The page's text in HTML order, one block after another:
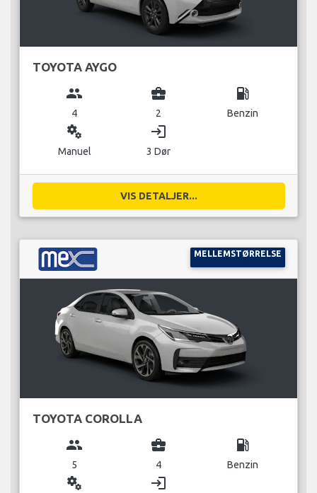
TOYOTA AYGO
group
4
business_center
2
local_gas_station
Benzin
miscellaneous_services
Manuel
login
3 Dør
VIS DETALJER...
MELLEMSTØRRELSE
TOYOTA COROLLA
group
5
business_center
4
local_gas_station
Benzin
miscellaneous_services login